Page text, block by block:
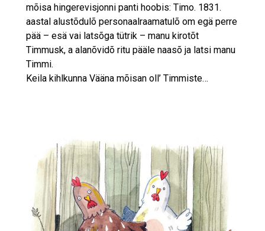
mõisa hingerevisjonni panti hoobis: Timo. 1831.
aastal alustõdulõ personaalraamatulõ om egä perre
pää – esä vai latsõga tütrik – manu kirotõt
Timmusk, a alanõvidõ ritu pääle naasõ ja latsi manu
Timmi.
Keila kihlkunna Vääna mõisan oll’ Timmiste…